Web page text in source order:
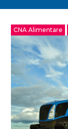
CNA Alimentare